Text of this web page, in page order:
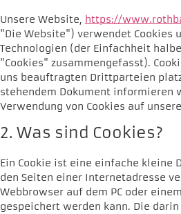
Unsere Website, https://
"Die Website") verwendet Cookies
Technologien (der Einfachheit
"Cookies" zusammengefasst).
uns beauftragten Drittparteien
stehendem Dokument informieren
Verwendung von Cookies auf
2. Was sind Cookies?
Ein Cookie ist eine einfache kleine
den Seiten einer Internetadresse
Webbrowser auf dem PC oder
gespeichert werden kann. Die